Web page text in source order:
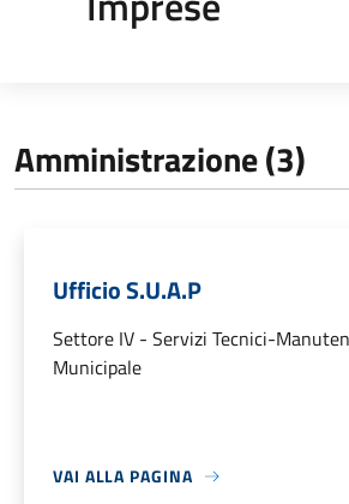
Amministrazione (3)
Ufficio S.U.A.P
Settore IV - Servizi Tecnici-
Municipale
VAI ALLA PAGINA